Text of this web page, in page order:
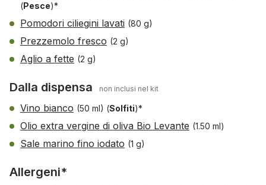
(Pesce)*
Pomodori ciliegini lavati (80 g)
Prezzemolo fresco (2 g)
Aglio a fette (2 g)
Dalla dispensa non inclusi nel kit
Vino bianco (50 ml) (Solfiti)*
Olio extra vergine di oliva Bio Levante (1.50 ml)
Sale marino fino iodato (1 g)
Allergeni*